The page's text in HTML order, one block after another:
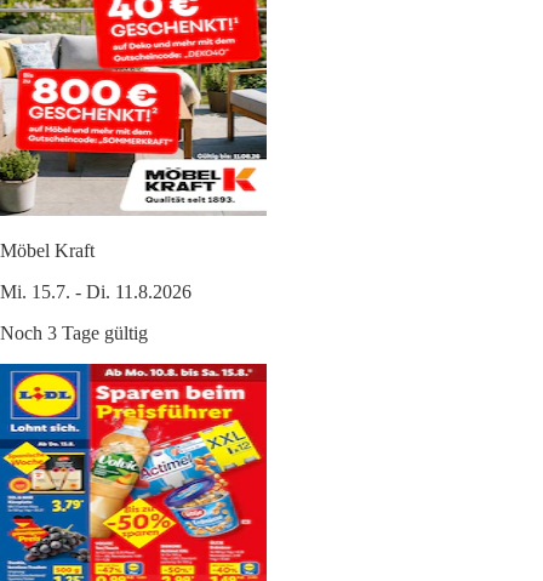
Möbel Kraft
Mi. 15.7. - Di. 11.8.2026
Noch 3 Tage gültig